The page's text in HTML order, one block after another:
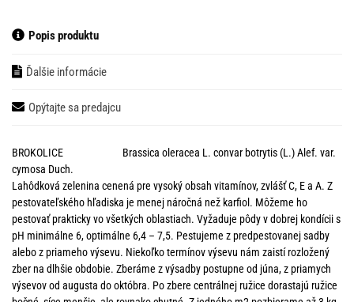
Popis produktu
Ďalšie informácie
Opýtajte sa predajcu
BROKOLICE Brassica oleracea L. convar botrytis (L.) Alef. var.
cymosa Duch.
Lahôdková zelenina cenená pre vysoký obsah vitamínov, zvlášť C, E a A. Z
pestovateľského hľadiska je menej náročná než karfiol. Môžeme ho
pestovať prakticky vo všetkých oblastiach. Vyžaduje pôdy v dobrej kondícii s
pH minimálne 6, optimálne 6,4 – 7,5. Pestujeme z predpestovanej sadby
alebo z priameho výsevu. Niekoľko termínov výsevu nám zaistí rozložený
zber na dlhšie obdobie. Zberáme z výsadby postupne od júna, z priamych
výsevov od augusta do októbra. Po zbere centrálnej ružice dorastajú ružice